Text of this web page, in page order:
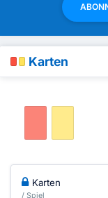
Karten
Karten
/ Spiel